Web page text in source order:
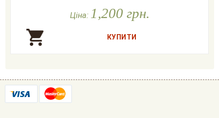
Ціна: 1,200 грн.